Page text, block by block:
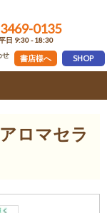
0135
日 9:30 - 18:30
せ 書店様へ SHOP
ロマセラ